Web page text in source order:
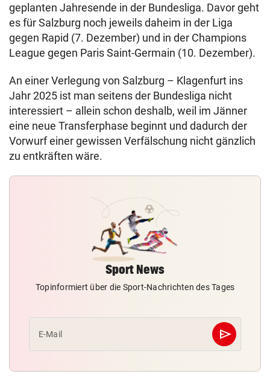
geplanten Jahresende in der Bundesliga. Davor geht
es für Salzburg noch jeweils daheim in der Liga
gegen Rapid (7. Dezember) und in der Champions
League gegen Paris Saint-Germain (10. Dezember).
An einer Verlegung von Salzburg – Klagenfurt ins
Jahr 2025 ist man seitens der Bundesliga nicht
interessiert – allein schon deshalb, weil im Jänner
eine neue Transferphase beginnt und dadurch der
Vorwurf einer gewissen Verfälschung nicht gänzlich
zu entkräften wäre.
Sport News
Topinformiert über die Sport-Nachrichten des Tages
E-Mail send
Abschicken